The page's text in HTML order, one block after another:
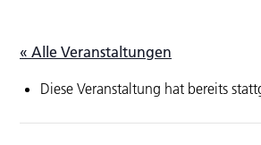
« Alle Veranstaltungen
Diese Veranstaltung hat bereits